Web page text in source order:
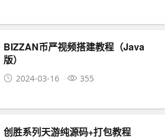
BIZZAN币严视频搭建教程（Java
版）
2024-03-16 355
创胜系列天游纯源码+打包教程